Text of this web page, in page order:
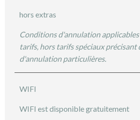
hors extras
Conditions d'annulation
tarifs, hors tarifs spéciaux précisant
d'annulation particulières.
WIFI
WIFI est disponible gratuitement